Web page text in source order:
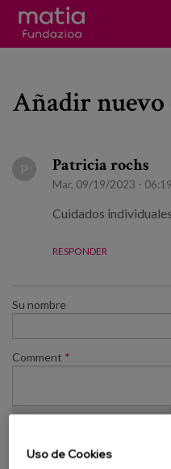
Servicios
Contacto
Canal de denuncias
es
Añadir
P Patricia rochs
Mar, 09/19/2023 - 06:19
Cuidados individuales
RESPONDER
Su nombre
Comment *
Uso de Cookies